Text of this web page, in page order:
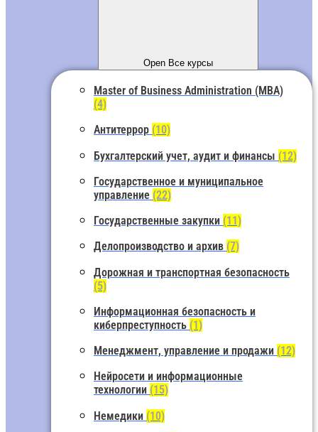
Open Все курсы
Master of Business Administration (MBA)
(4)
Антитеррор (10)
Бухгалтерский учет, аудит и финансы (12)
Государственное и муниципальное
управление (22)
Государственные закупки (11)
Делопроизводство и архив (7)
Дорожная и транспортная безопасность
(5)
Информационная безопасность и
киберпреступность (1)
Менеджмент, управление и продажи (12)
Нейросети и информационные
технологии (15)
Немедики (10)